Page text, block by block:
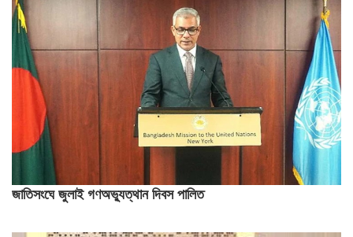
জাতিসংঘে জুলাই গণঅভ্যুত্থান দিবস পালিত